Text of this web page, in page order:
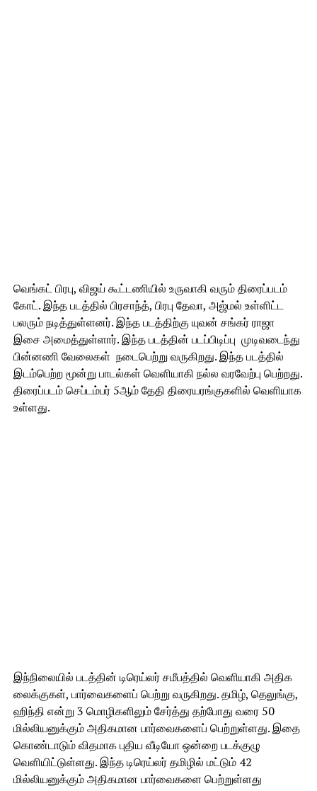
வெங்கட் பிரபு, விஜய் கூட்டணியில் உருவாகி வரும் திரைப்படம்
கோட். இந்த படத்தில் பிரசாந்த், பிரபு தேவா, அஜ்மல் உள்ளிட்ட
பலரும் நடித்துள்ளனர். இந்த படத்திற்கு யுவன் சங்கர் ராஜா
இசை அமைத்துள்ளார். இந்த படத்தின் படப்பிடிப்பு முடிவடைந்து
பின்னணி வேலைகள் நடைபெற்று வருகிறது. இந்த படத்தில்
இடம்பெற்ற மூன்று பாடல்கள் வெளியாகி நல்ல வரவேற்பு பெற்றது.
திரைப்படம் செப்டம்பர் 5ஆம் தேதி திரையரங்குகளில் வெளியாக
உள்ளது.
இந்நிலையில் படத்தின் டிரெய்லர் சமீபத்தில் வெளியாகி அதிக
லைக்குகள், பார்வைகளைப் பெற்று வருகிறது. தமிழ், தெலுங்கு,
ஹிந்தி என்று 3 மொழிகளிலும் சேர்த்து தற்போது வரை 50
மில்லியனுக்கும் அதிகமான பார்வைகளைப் பெற்றுள்ளது. இதை
கொண்டாடும் விதமாக புதிய வீடியோ ஒன்றை படக்குழு
வெளியிட்டுள்ளது. இந்த டிரெய்லர் தமிழில் மட்டும் 42
மில்லியனுக்கும் அதிகமான பார்வைகளை பெற்றுள்ளது